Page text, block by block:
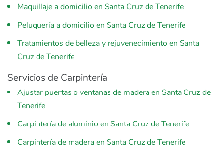
Maquillaje a domicilio en Santa Cruz de Tenerife
Peluquería a domicilio en Santa Cruz de Tenerife
Tratamientos de belleza y rejuvenecimiento en Santa
Cruz de Tenerife
Servicios de Carpintería
Ajustar puertas o ventanas de madera en Santa Cruz de
Tenerife
Carpintería de aluminio en Santa Cruz de Tenerife
Carpintería de madera en Santa Cruz de Tenerife